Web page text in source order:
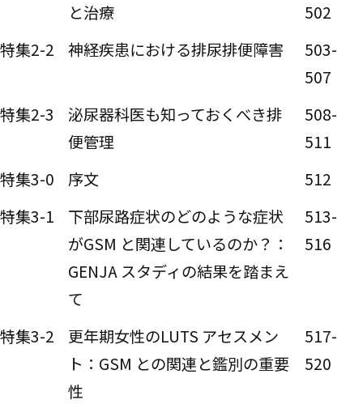
と治療
502
特集2-2
神経疾患における排尿排便障害
503-
507
特集2-3
泌尿器科医も知っておくべき排
便管理
508-
511
特集3-0
序文
512
特集3-1
下部尿路症状のどのような症状
がGSM と関連しているのか？：
GENJA スタディの結果を踏まえ
て
513-
516
特集3-2
更年期女性のLUTS アセスメン
ト：GSM との関連と鑑別の重要
性
517-
520